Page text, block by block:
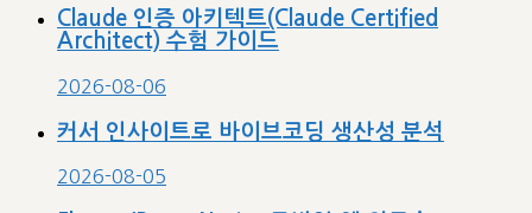
Claude 인증 아키텍트(Claude Certified
Architect) 수험 가이드
2026-08-06
커서 인사이트로 바이브코딩 생산성 분석
2026-08-05